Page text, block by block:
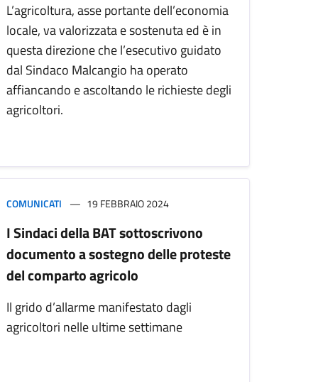
L’agricoltura, asse portante dell’economia
locale, va valorizzata e sostenuta ed è in
questa direzione che l’esecutivo guidato
dal Sindaco Malcangio ha operato
affiancando e ascoltando le richieste degli
agricoltori.
COMUNICATI 19 FEBBRAIO 2024
I Sindaci della BAT sottoscrivono
documento a sostegno delle proteste
del comparto agricolo
Il grido d’allarme manifestato dagli
agricoltori nelle ultime settimane